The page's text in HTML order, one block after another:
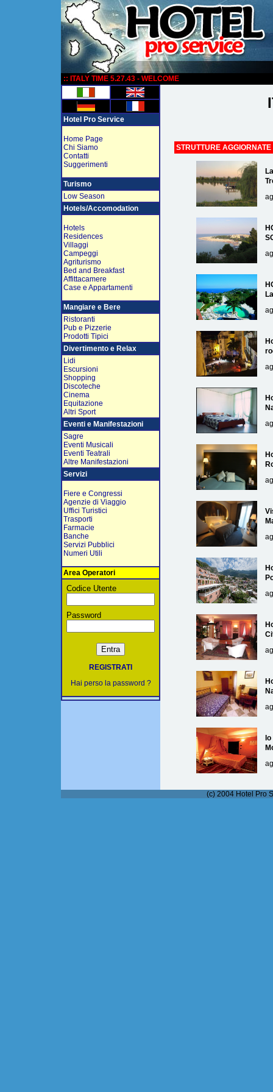
:: ITALY TIME 5.27.43 - WELCOME
Hotel Pro Service
Home Page
Chi Siamo
Contatti
Suggerimenti
Turismo
Low Season
Hotels/Accomodation
Hotels
Residences
Villaggi
Campeggi
Agriturismo
Bed and Breakfast
Affittacamere
Case e Appartamenti
Mangiare e Bere
Ristoranti
Pub e Pizzerie
Prodotti Tipici
Divertimento e Relax
Lidi
Escursioni
Shopping
Discoteche
Cinema
Equitazione
Altri Sport
Eventi e Manifestazioni
Sagre
Eventi Musicali
Eventi Teatrali
Altre Manifestazioni
Servizi
Fiere e Congressi
Agenzie di Viaggio
Uffici Turistici
Trasporti
Farmacie
Banche
Servizi Pubblici
Numeri Utili
Area Operatori
Codice Utente
Password
REGISTRATI
Hai perso la password ?
STRUTTURE
(c) 2004 Hotel Pro